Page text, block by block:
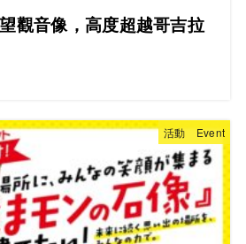
觀音像，高度超越哥吉拉
活動 Event